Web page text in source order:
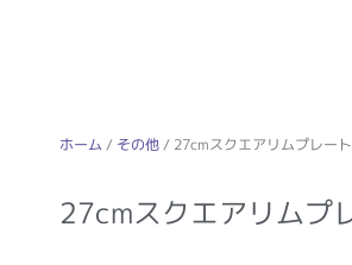
ホーム / その他/ 27cmスクエアリムプレート
27cmスクエアリムプ